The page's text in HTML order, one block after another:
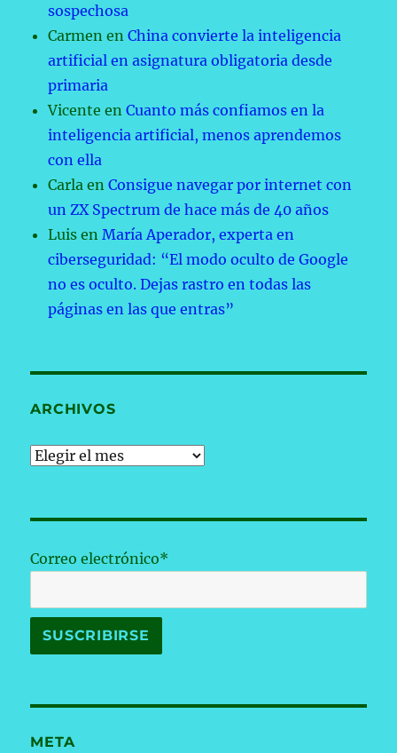
sospechosa
Carmen enChina convierte la inteligencia
artificial en asignatura obligatoria desde
primaria
Vicente enCuanto más confiamos en la
inteligencia artificial, menos aprendemos
con ella
Carla enConsigue navegar por internet con
un ZX Spectrum de hace más de 40 años
Luis enMaría Aperador, experta en
ciberseguridad: “El modo oculto de Google
no es oculto. Dejas rastro en todas las
páginas en las que entras”
ARCHIVOS
Archivos
Correo electrónico*
META